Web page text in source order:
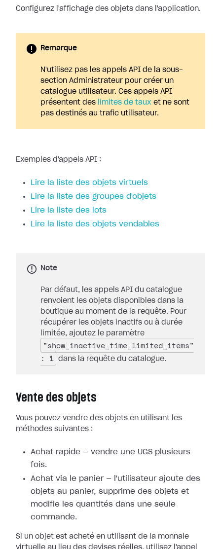
Configurez l'affichage des objets dans l'application.
Remarque
N'utilisez pas les appels API de la sous-
section Administrateur pour créer un
catalogue utilisateur. Ces appels API
présentent des
limites de taux et ne sont
pas destinés au trafic utilisateur.
Exemples d'appels API :
Lire la liste des objets virtuels
Lire la liste des groupes d'objets
Lire la liste des lots
Lire la liste des objets vendables
Note
Par défaut, les appels API du catalogue
renvoient les objets disponibles dans la
boutique au moment de la requête. Pour
récupérer les objets inactifs ou à durée
limitée, ajoutez le paramètre
"show_inactive_time_limited_items"
: 1
dans la requête du catalogue.
Vente des objets
Vous pouvez vendre des objets en utilisant les
méthodes suivantes :
Achat rapide — vendre une UGS plusieurs
fois.
Achat via le panier — l'utilisateur ajoute des
objets au panier, supprime des objets et
modifie les quantités dans une seule
commande.
Si un objet est acheté en utilisant de la monnaie
virtuelle au lieu des devises réelles, utilisez l'appel